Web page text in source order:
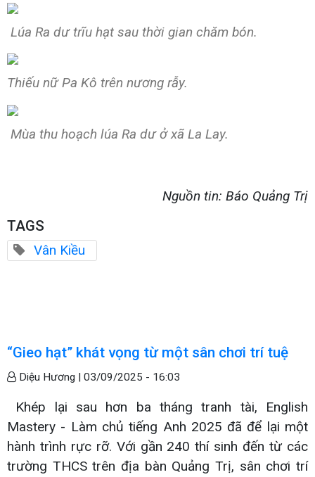
Lúa Ra dư trĩu hạt sau thời gian chăm bón.
Thiếu nữ Pa Kô trên nương rẫy.
Mùa thu hoạch lúa Ra dư ở xã La Lay.
Nguồn tin: Báo Quảng Trị
TAGS
Vân Kiều
“Gieo hạt” khát vọng từ một sân chơi trí tuệ
Diệu Hương | 03/09/2025 - 16:03
Khép lại sau hơn ba tháng tranh tài, English
Mastery - Làm chủ tiếng Anh 2025 đã để lại một
hành trình rực rỡ. Với gần 240 thí sinh đến từ các
trường THCS trên địa bàn Quảng Trị, sân chơi trí